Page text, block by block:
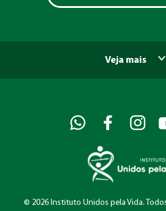
Veja mais
© 2026 Instituto Unidos pela Vida.